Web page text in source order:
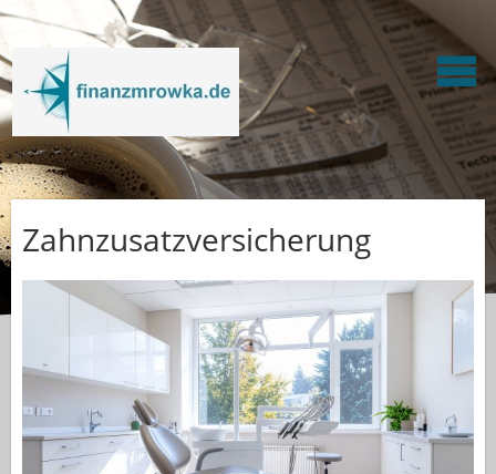
Zahnzusatzversicherung